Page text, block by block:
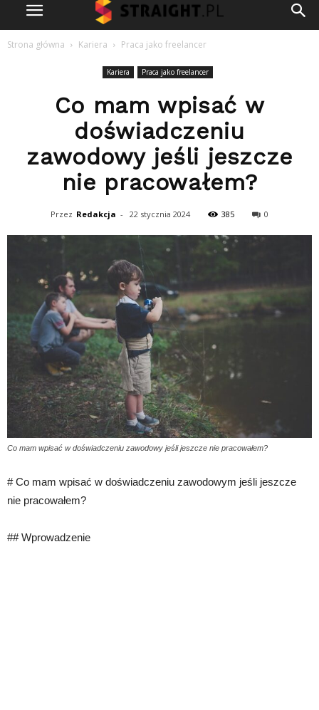
Strona główna Kariera Praca jako freelancer
Kariera Praca jako freelancer
Co mam wpisać w
doświadczeniu
zawodowy jeśli jeszcze
nie pracowałem?
Przez Redakcja - 22 stycznia 2024 385 0
Co mam wpisać w doświadczeniu zawodowy jeśli jeszcze nie pracowałem?
# Co mam wpisać w doświadczeniu zawodowym jeśli jeszcze
nie pracowałem?
## Wprowadzenie